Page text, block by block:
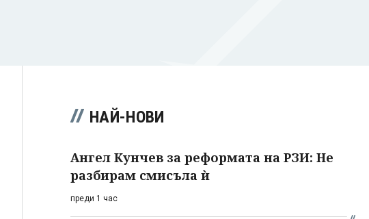
НАЙ-НОВИ
Ангел Кунчев за реформата на РЗИ: Не
разбирам смисъла ѝ
преди 1 час